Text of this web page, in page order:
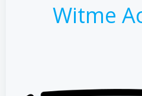
Witme